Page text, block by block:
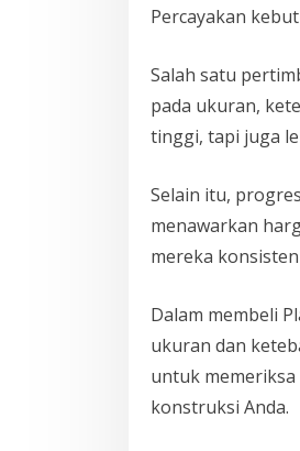
Percayakan
Salah satu
pada ukuran,
tinggi, tapi juga
Selain itu,
menawarkan
mereka
Dalam membeli
ukuran dan
untuk
konstruksi Anda.